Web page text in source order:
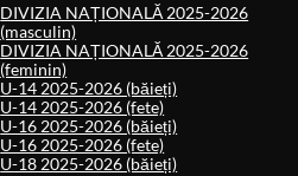
DIVIZIA NAȚIONALĂ 2025-2026
(masculin)
DIVIZIA NAȚIONALĂ 2025-2026
(feminin)
U-14 2025-2026 (băieți)
U-14 2025-2026 (fete)
U-16 2025-2026 (băieți)
U-16 2025-2026 (fete)
U-18 2025-2026 (băieți)